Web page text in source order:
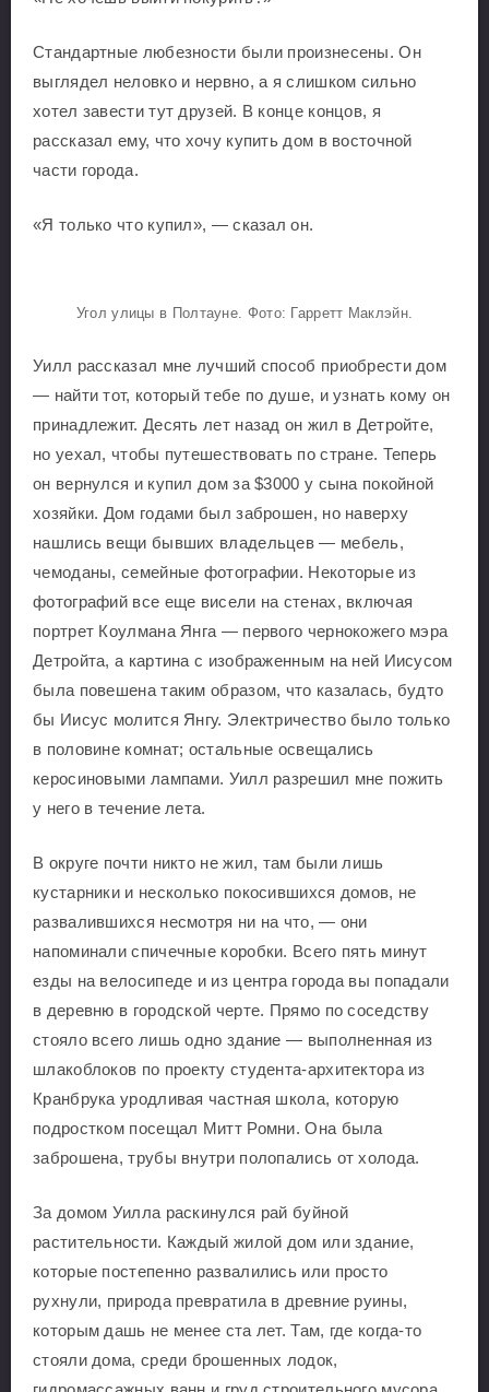
Стандартные любезности были произнесены. Он
выглядел неловко и нервно, а я слишком сильно
хотел завести тут друзей. В конце концов, я
рассказал ему, что хочу купить дом в восточной
части города.
«Я только что купил», — сказал он.
Угол улицы в Полтауне. Фото: Гарретт Маклэйн.
Уилл рассказал мне лучший способ приобрести дом
— найти тот, который тебе по душе, и узнать кому он
принадлежит. Десять лет назад он жил в Детройте,
но уехал, чтобы путешествовать по стране. Теперь
он вернулся и купил дом за $3000 у сына покойной
хозяйки. Дом годами был заброшен, но наверху
нашлись вещи бывших владельцев — мебель,
чемоданы, семейные фотографии. Некоторые из
фотографий все еще висели на стенах, включая
портрет Коулмана Янга — первого чернокожего мэра
Детройта, а картина с изображенным на ней Иисусом
была повешена таким образом, что казалась, будто
бы Иисус молится Янгу. Электричество было только
в половине комнат; остальные освещались
керосиновыми лампами. Уилл разрешил мне пожить
у него в течение лета.
В округе почти никто не жил, там были лишь
кустарники и несколько покосившихся домов, не
развалившихся несмотря ни на что, — они
напоминали спичечные коробки. Всего пять минут
езды на велосипеде и из центра города вы попадали
в деревню в городской черте. Прямо по соседству
стояло всего лишь одно здание — выполненная из
шлакоблоков по проекту студента-архитектора из
Кранбрука уродливая частная школа, которую
подростком посещал Митт Ромни. Она была
заброшена, трубы внутри полопались от холода.
За домом Уилла раскинулся рай буйной
растительности. Каждый жилой дом или здание,
которые постепенно развалились или просто
рухнули, природа превратила в древние руины,
которым дашь не менее ста лет. Там, где когда-то
стояли дома, среди брошенных лодок,